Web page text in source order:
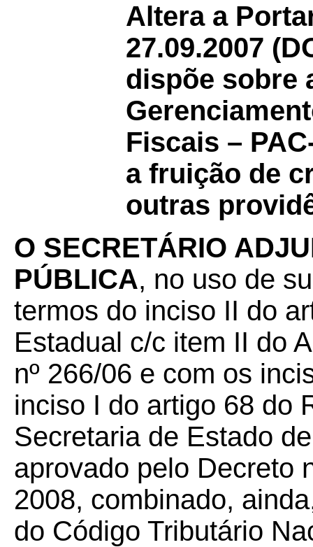
Altera a
27.09.2007
dispõe sobre
Fiscais –
a fruição de
outras
O SECRETÁRIO
PÚBLICA, no uso de
termos do inciso II do
Estadual c/c item II do
nº 266/06 e com os
inciso I do artigo 68 do
Secretaria de Estado
aprovado pelo Decreto
2008, combinado,
do Código Tributário